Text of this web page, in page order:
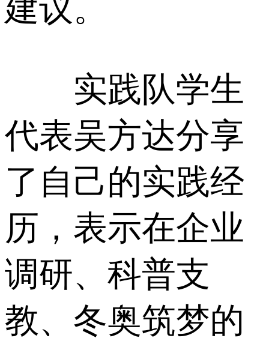
建议。
实践队学生
代表吴方达分享
了自己的实践经
历，表示在企业
调研、科普支
教、冬奥筑梦的